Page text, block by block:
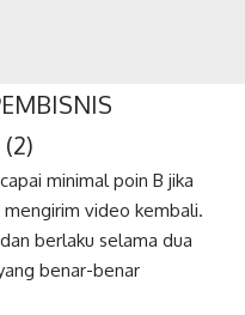
minimal poin B jika
video kembali.
berlaku selama dua
benar-benar